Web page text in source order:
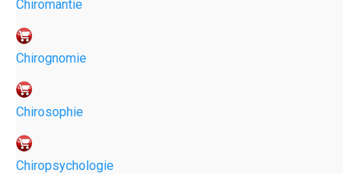
Chiromantie
Chirognomie
Chirosophie
Chiropsychologie